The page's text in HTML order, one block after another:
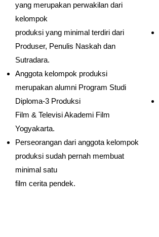
yang merupakan perwakilan dari
kelompok
produksi yang minimal terdiri dari
Produser, Penulis Naskah dan
Sutradara.
Anggota kelompok produksi
merupakan alumni Program Studi
Diploma-3 Produksi
Film & Televisi Akademi Film
Yogyakarta.
Perseorangan dari anggota kelompok
produksi sudah pernah membuat
minimal satu
film cerita pendek.